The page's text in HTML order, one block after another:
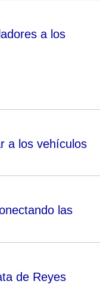
a los
a los vehículos
las
de Reyes